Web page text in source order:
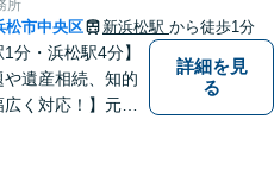
所
松市中央区 新浜松駅 から徒歩1分
1分・浜松駅4分】
や遺産相続、知的
く対応！】元裁
詳細を見
る